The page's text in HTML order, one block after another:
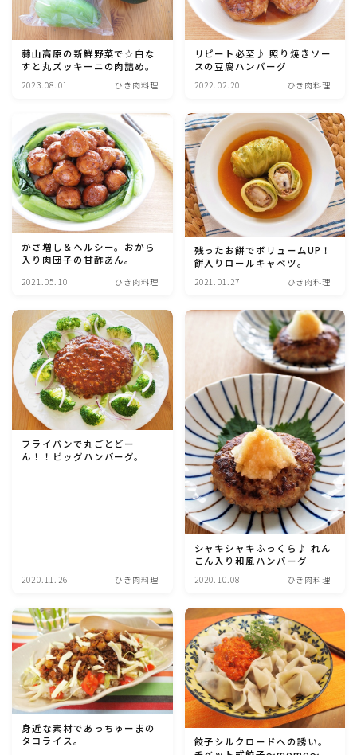
野菜料理(玉ねぎ・ねぎ・アボカド・青梗菜・セロリ・
アスパラガス)
ビーツ)
芋類(じゃが芋・さつま芋・里芋・山芋)
もやし・豆苗・たけのこ・せり・ふき・その他山菜料理
洋菓子 (焼き菓子)
洋菓子 (冷菓)
洋菓子 (その他)
和菓子
マクロビスイーツ・自然派おやつ
パン・パンケーキ・スコーン・食事パイ・ケークサレ・
ハム・ベーコン・ソーセー・・スパム・チーズ料理
豆腐・厚揚げ・油揚げ・納豆・豆類・豆製品料理
缶詰料理(ツナ・サバ・いわし・ホタテ貝柱・コーン
等)
蒜山高原の新鮮野菜で☆白な
すと丸ズッキーニの肉詰め。
2023.08.01 ひき肉料理
リピート必至♪ 照り焼きソー
スの豆腐ハンバーグ
2022.02.20 ひき肉料理
かさ増し＆ヘルシー。おから
入り肉団子の甘酢あん。
2021.05.10 ひき肉料理
残ったお餅でボリュームUP！
餅入りロールキャベツ。
2021.01.27 ひき肉料理
フライパンで丸ごとどー
ん！！ビッグハンバーグ。
2020.11.26 ひき肉料理
シャキシャキふっくら♪ れん
こん入り和風ハンバーグ
2020.10.08 ひき肉料理
身近な素材であっちゅーまの
タコライス。
餃子シルクロードへの誘い。